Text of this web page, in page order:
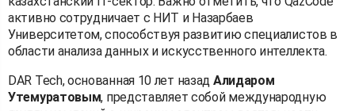
активно сотрудничает с НИТ и Назарбаев
Университетом, способствуя развитию специалистов в
области анализа данных и искусственного интеллекта.
DAR Tech, основанная 10 лет назад Алидаром
Утемуратовым, представляет собой международную